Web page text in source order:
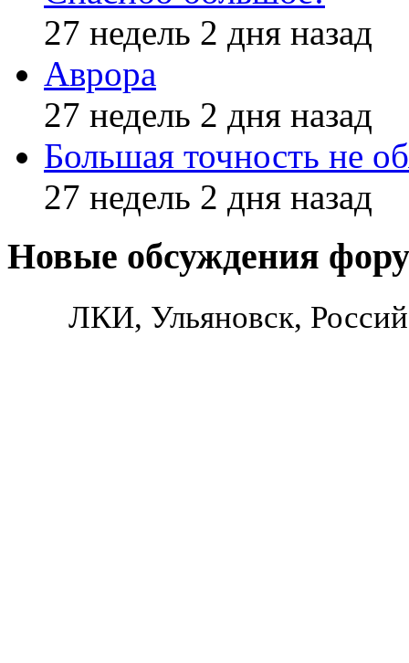
27 недель 2 дня назад
Аврора
27 недель 2 дня назад
Большая точность не
27 недель 2 дня назад
Новые обсуждения
ЛКИ, Ульяновск,